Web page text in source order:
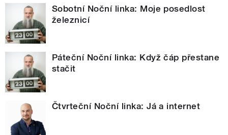
Sobotní Noční linka: Moje posedlost
železnicí
Páteční Noční linka: Když čáp přestane
stačit
Čtvrteční Noční linka: Já a internet